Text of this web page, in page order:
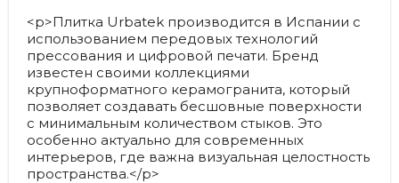
<p>Плитка Urbatek производится в Испании с
использованием передовых технологий
прессования и цифровой печати. Бренд
известен своими коллекциями
крупноформатного керамогранита, который
позволяет создавать бесшовные поверхности
с минимальным количеством стыков. Это
особенно актуально для современных
интерьеров, где важна визуальная целостность
пространства.</p>